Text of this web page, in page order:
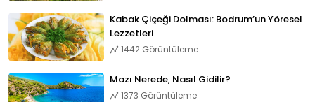
Kabak Çiçeği Dolması: Bodrum’un Yöresel
Lezzetleri
1442 Görüntüleme
Mazı Nerede, Nasıl Gidilir?
1373 Görüntüleme